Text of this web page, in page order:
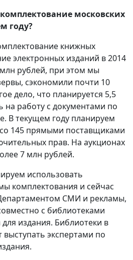
московских
году?
книжных
электронных изданий в 2014
млн рублей, при этом мы
сэкономили почти 10
дело, что планируется 5,5
на работу с документами по
В текущем году планируем
145 прямыми поставщиками
прав. На аукционах
7 млн рублей.
использовать
комплектования и сейчас
СМИ и рекламы,
с библиотеками
издания. Библиотеки в
экспертами по